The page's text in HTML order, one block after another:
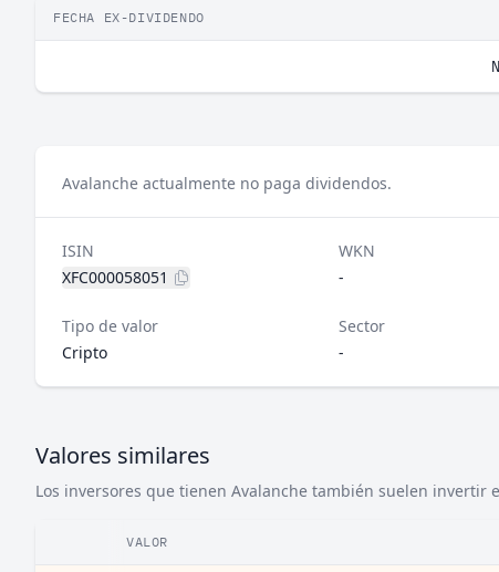
FECHA EX-DIVIDENDO
Avalanche actualmente no paga dividendos.
ISIN
XFC000058051
WKN
-
Tipo de valor
Cripto
Sector
-
Valores similares
Los inversores que tienen Avalanche también suelen invertir
VALOR